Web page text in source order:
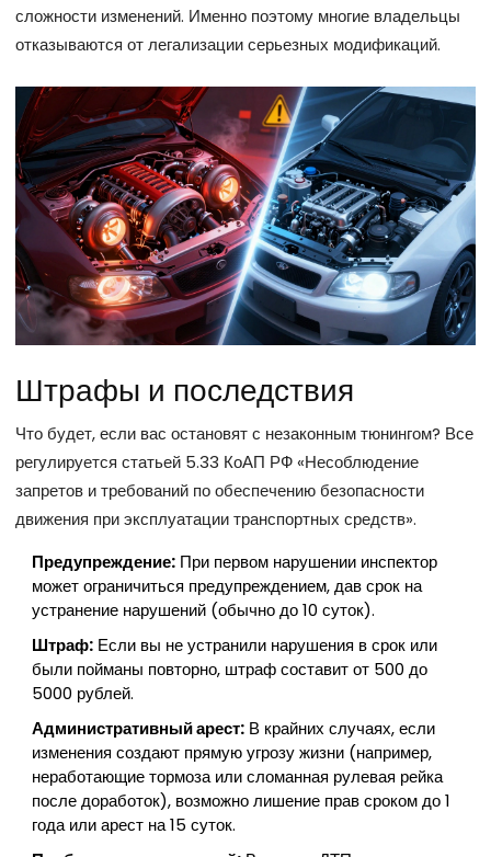
сложности изменений. Именно поэтому многие владельцы
отказываются от легализации серьезных модификаций.
Штрафы и последствия
Что будет, если вас остановят с незаконным тюнингом? Все
регулируется статьей 5.33 КоАП РФ «Несоблюдение
запретов и требований по обеспечению безопасности
движения при эксплуатации транспортных средств».
Предупреждение: При первом нарушении инспектор
может ограничиться предупреждением, дав срок на
устранение нарушений (обычно до 10 суток).
Штраф: Если вы не устранили нарушения в срок или
были пойманы повторно, штраф составит от 500 до
5000 рублей.
Административный арест: В крайних случаях, если
изменения создают прямую угрозу жизни (например,
неработающие тормоза или сломанная рулевая рейка
после доработок), возможно лишение прав сроком до 1
года или арест на 15 суток.